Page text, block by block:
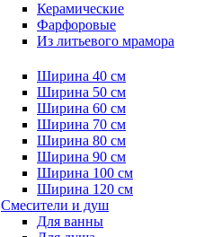
Керамические
Фарфоровые
Из литьевого мрамора
Ширина 40 см
Ширина 50 см
Ширина 60 см
Ширина 70 см
Ширина 80 см
Ширина 90 см
Ширина 100 см
Ширина 120 см
Смесители и душ
Для ванны